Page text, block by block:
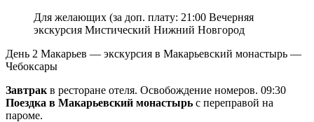
Для желающих (за доп. плату: 21:00 Вечерняя
экскурсия Мистический Нижний Новгород
День 2 Макарьев — экскурсия в Макарьевский монастырь —
Чебоксары
Завтрак в ресторане отеля. Освобождение номеров. 09:30
Поездка в Макарьевский монастырь с переправой на
пароме.